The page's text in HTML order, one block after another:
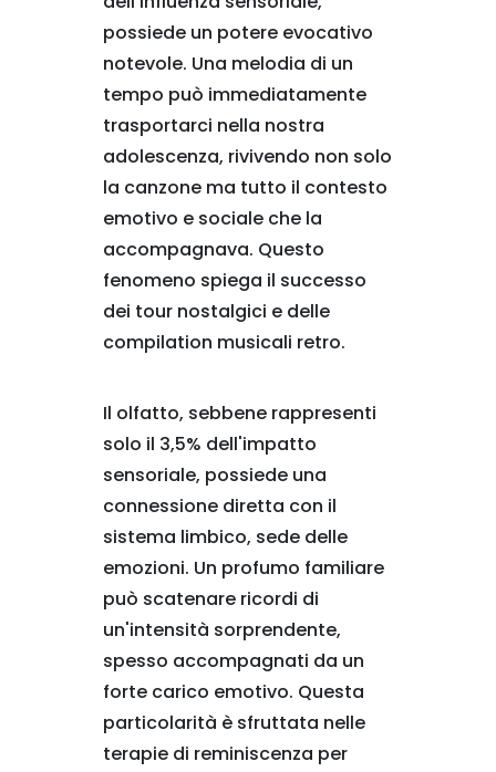
possiede un potere evocativo
notevole. Una melodia di un
tempo può immediatamente
trasportarci nella nostra
adolescenza, rivivendo non solo
la canzone ma tutto il contesto
emotivo e sociale che la
accompagnava. Questo
fenomeno spiega il successo
dei tour nostalgici e delle
compilation musicali retro.
Il olfatto, sebbene rappresenti
solo il 3,5% dell'impatto
sensoriale, possiede una
connessione diretta con il
sistema limbico, sede delle
emozioni. Un profumo familiare
può scatenare ricordi di
un'intensità sorprendente,
spesso accompagnati da un
forte carico emotivo. Questa
particolarità è sfruttata nelle
terapie di reminiscenza per